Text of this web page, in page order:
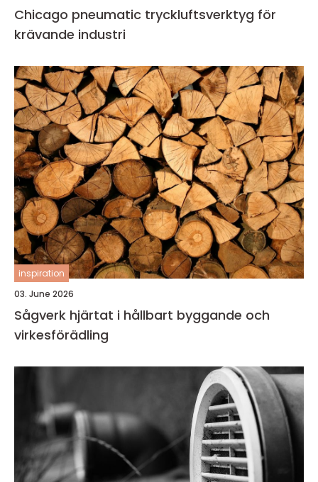
Chicago pneumatic tryckluftsverktyg för
krävande industri
inspiration
03. June 2026
Sågverk hjärtat i hållbart byggande och
virkesförädling